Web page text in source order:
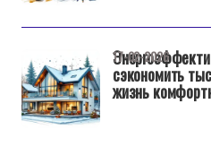
сэкономить
жизнь
17-02-2026